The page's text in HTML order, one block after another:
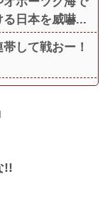
日本を威嚇...
して戦おー！
!!